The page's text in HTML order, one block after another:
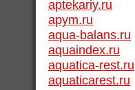
aptekariy.ru
apym.ru
aqua-balans.ru
aquaindex.ru
aquatica-rest.ru
aquaticarest.ru